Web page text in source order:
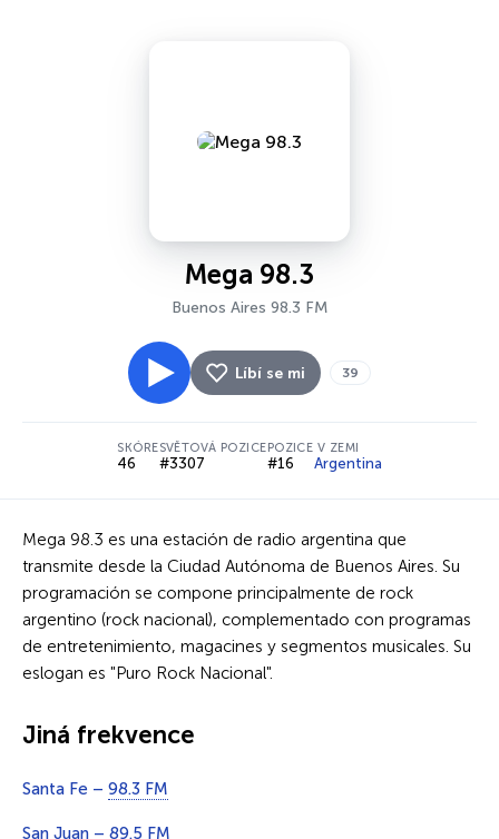
Mega 98.3
Buenos Aires 98.3 FM
Líbí se mi 39
SKÓRE
46
SVĚTOVÁ POZICE
#3307
POZICE V ZEMI
#16 Argentina
Mega 98.3 es una estación de radio argentina que
transmite desde la Ciudad Autónoma de Buenos Aires. Su
programación se compone principalmente de rock
argentino (rock nacional), complementado con programas
de entretenimiento, magacines y segmentos musicales. Su
eslogan es "Puro Rock Nacional".
Jiná frekvence
Santa Fe – 98.3 FM
San Juan – 89.5 FM